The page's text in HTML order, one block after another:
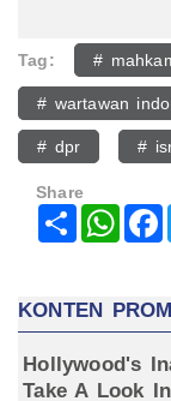
Tag: #
# wartawan
# dpr #
Share
Share